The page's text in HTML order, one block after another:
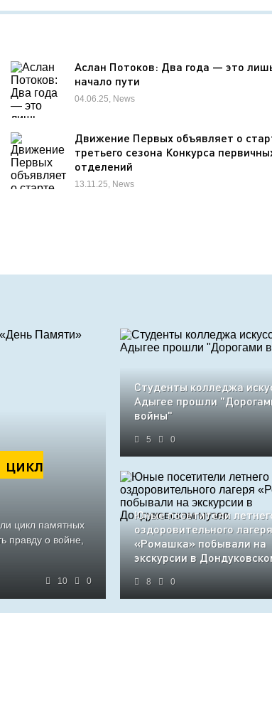
Аслан Потоков: Два года — это
начало пути
04.06.25, News
Движение Первых объявляет о
третьего сезона Конкурса
отделений
13.11.25, News
цикл
цикл памятных
правду о войне,
10 0
Студенты колледжа
Адыгее прошли
войны"
5 0
Юные посетители
оздоровительного лагеря
«Ромашка» побывали на
экскурсии в
8 0